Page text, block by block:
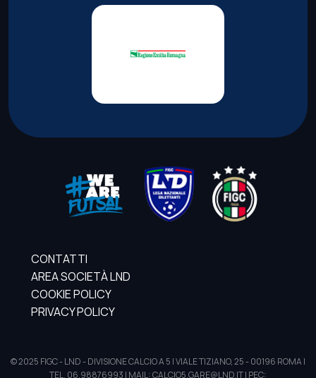
CONTATTI
AREA SOCIETÀ LND
COOKIE POLICY
PRIVACY POLICY
© 2025 FIGC - LND - DIVISIONE CALCIO A 5 | VIALE TIZIANO, 25 - 00196 ROMA |
TEL. 06.98876993 | MAIL: CALCIO5.GARE@LND.IT | PEC: